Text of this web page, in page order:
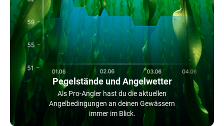
Pegelstände und Angelwetter
Als Pro-Angler hast du die aktuellen
Angelbedingungen an deinen Gewässern
immer im Blick.